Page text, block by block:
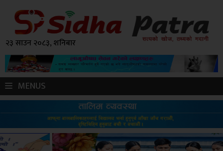
२३ साउन २०८३, शनिबार
MENUS